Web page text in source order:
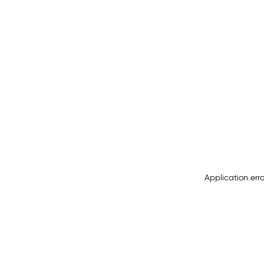
Application